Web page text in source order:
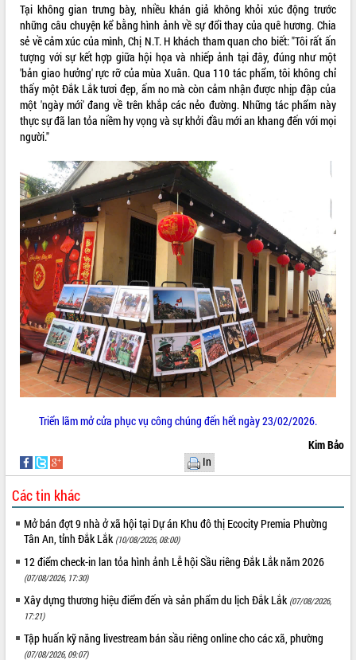
Thường trực HĐND tỉnh Đắk Lắk gặp
mặt Đoàn chuyên gia y tế TP. Hồ Chí
Minh
Lễ truy điệu và an táng hài cốt liệt sĩ
tại Nghĩa trang Liệt sĩ xã Sơn Hòa
Bàn giải pháp tháo gỡ khó khăn trong
xuất khẩu sầu riêng và triển khai quy
định EUDR
trường Nguyễn Hoàng Hiệp khảo sát
vùng trồng và doanh nghiệp đóng gói
sầu riêng tại Đắk Lắk
Trình diễn nghệ thuật chế biến các
món ăn từ sầu riêng
Đắk Lắk công bố Quy hoạch và xúc
tiến đầu tư tỉnh
Ngành cá ngừ Đắk Lắk chủ động thích
ứng để giữ vững thị trường xuất khẩu
Diễn đàn Kinh tế tư nhân Việt Nam đột
phá cơ chế - Hợp tác công tư
Đề án 06 tạo bước ngoặt đột phá trong
cải cách hành chính tỉnh Đắk Lắk
để phát triển du lịch Đắk Lắk
tầng kỹ thuật Cụm công nghiệp Tân
Tiến
Gặp mặt các cơ quan báo chí nhân Kỷ
niệm 101 năm Ngày Báo chí Cách
mạng Việt Nam
Đắk Lắk sơ kết 4 năm triển khai thực
hiện Đề án 06 của Chính phủ
Họp báo thông tin về Hội nghị Công bố
Quy hoạch và Xúc tiến đầu tư tỉnh Đắk
Lắk
Khơi thông điểm nghẽn, đẩy nhanh
giải ngân vốn khắc phục thiên tai
THỐNG KÊ TRUY CẬP
Hôm nay:
27108
Tất cả: 66140222
Tại không gian trưng bày, nhiều khán giả không khỏi xúc động trước
những câu chuyện kể bằng hình ảnh về sự đổi thay của quê hương. Chia
sẻ về cảm xúc của mình, Chị N.T. H khách tham quan cho biết: "Tôi rất ấn
tượng với sự kết hợp giữa hội họa và nhiếp ảnh tại đây, đúng như một
'bản giao hưởng' rực rỡ của mùa Xuân. Qua 110 tác phẩm, tôi không chỉ
thấy một Đắk Lắk tươi đẹp, ấm no mà còn cảm nhận được nhịp đập của
một 'ngày mới' đang về trên khắp các nẻo đường. Những tác phẩm này
thực sự đã lan tỏa niềm hy vọng và sự khởi đầu mới an khang đến với mọi
người."
Triển lãm mở cửa phục vụ công chúng đến hết ngày 23/02/2026.
Kim Bảo
In
Các tin khác
Mở bán đợt 9 nhà ở xã hội tại Dự án Khu đô thị Ecocity Premia Phường
Tân An, tỉnh Đắk Lắk (10/08/2026, 08:00)
12 điểm check-in lan tỏa hình ảnh Lễ hội Sầu riêng Đắk Lắk năm 2026
(07/08/2026, 17:30)
Xây dựng thương hiệu điểm đến và sản phẩm du lịch Đắk Lắk (07/08/2026,
17:21)
Tập huấn kỹ năng livestream bán sầu riêng online cho các xã, phường
(07/08/2026, 09:07)